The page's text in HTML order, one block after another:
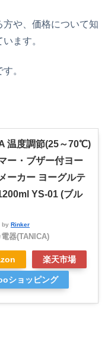
や、 価格について知
ます。
。
温度調節(25～70℃)
ー・ブザー付ヨー
ーカー ヨーグルテ
YS-01 (ブル
by Rinker
器(TANICA)
楽天市場
ショッピング